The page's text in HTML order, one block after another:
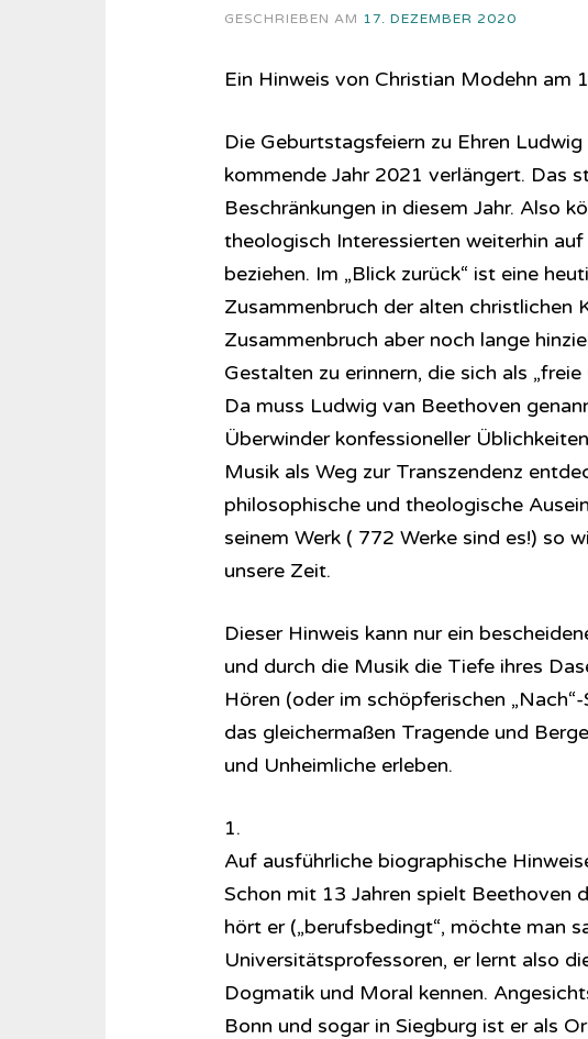
GESCHRIEBEN AM 17. DEZEMBER 2020
Ein Hinweis von Christian Modehn am
Die Geburtstagsfeiern zu Ehren
kommende Jahr 2021 verlängert. Das
Beschränkungen in diesem Jahr. Also
theologisch Interessierten weiterhin
beziehen. Im „Blick zurück“ ist eine
Zusammenbruch der alten christlichen
Zusammenbruch aber noch lange
Gestalten zu erinnern, die sich als
Da muss Ludwig van Beethoven
Überwinder konfessioneller
Musik als Weg zur Transzendenz
philosophische und theologische
seinem Werk ( 772 Werke sind es!) so
unsere Zeit.
Dieser Hinweis kann nur ein
und durch die Musik die Tiefe ihres
Hören (oder im schöpferischen
das gleichermaßen Tragende und
und Unheimliche erleben.
1.
Auf ausführliche biographische
Schon mit 13 Jahren spielt Beethoven
hört er („berufsbedingt“, möchte man
Universitätsprofessoren, er lernt also
Dogmatik und Moral kennen.
Bonn und sogar in Siegburg ist er als